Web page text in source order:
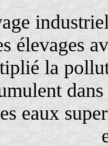
élevages
la
eaux